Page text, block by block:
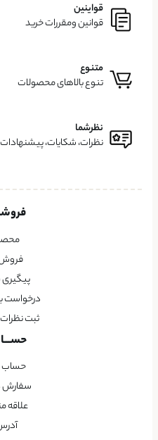
قواینین
قوانین ومقررات خرید
متنوع
تنوع بالاهای محصولات
نظرشما
نظرات، شکایات، پیشنهادات
فروش
درخواست
ثبت
حساب
سفارش
علاقه